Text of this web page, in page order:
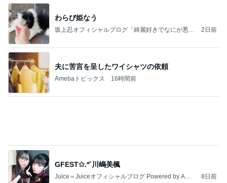
わらび姫なう
坂上忍オフィシャルブログ「綺麗好きでなにが悪
2日前
夫に苦言を呈したワイシャツの依頼
Amebaトピックス 16時間前
GFEST✩.*˚川嶋美楓
Juice＝Juiceオフィシャルブログ Powered by Ame
8日前